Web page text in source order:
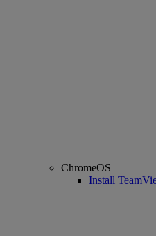
ChromeOS
Install